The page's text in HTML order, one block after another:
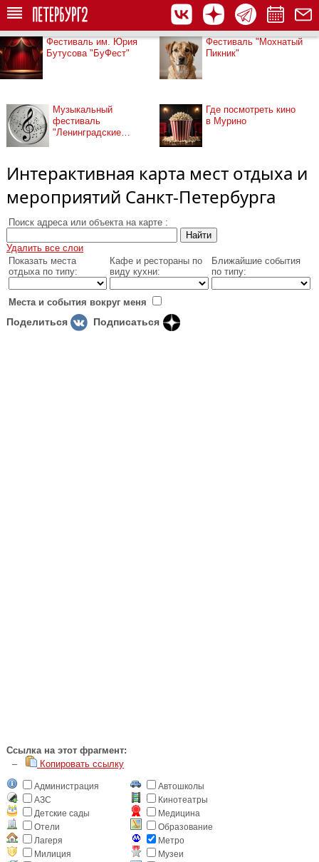
Фестиваль им. Юрия
Бутусова "БуФест"
Фестиваль "Мохнатый
Пикник"
Музыкальный
фестиваль
"Ленинградские
Где посмотреть кино
в Мурино
Интерактивная карта мест отдыха и
мероприятий Санкт-Петербурга
Поиск адреса или объекта на карте :
Удалить все слои
Показать места
отдыха по типу:
Кафе и рестораны по
виду кухни:
Ближайшие события
по типу:
Места и события вокруг меня
Поделиться Подписаться
Cсылка на этот фрагмент:
–
Копировать ссылку
Администрация
Автошколы
АЗС
Кинотеатры
Детские сады
Медицина
Отели
Образование
Лагеря
Метро
Милиция
Музеи